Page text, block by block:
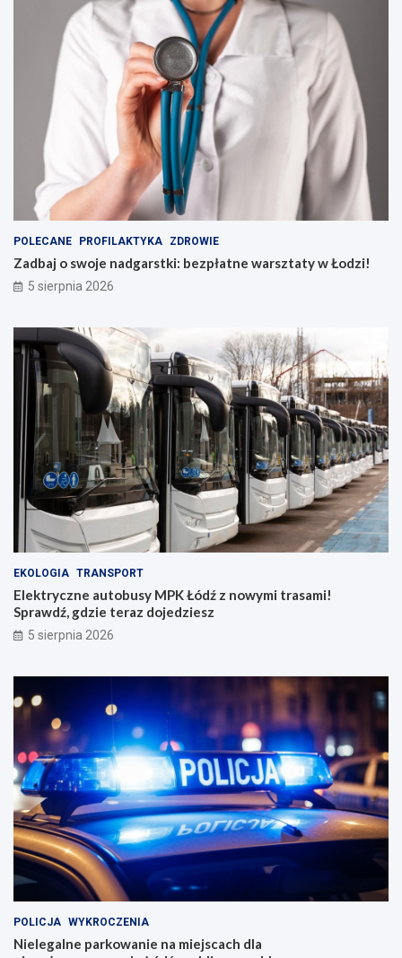
POLECANE PROFILAKTYKA ZDROWIE
Zadbaj o swoje nadgarstki: bezpłatne warsztaty w Łodzi!
5 sierpnia 2026
EKOLOGIA TRANSPORT
Elektryczne autobusy MPK Łódź z nowymi trasami!
Sprawdź, gdzie teraz dojedziesz
5 sierpnia 2026
POLICJA WYKROCZENIA
Nielegalne parkowanie na miejscach dla